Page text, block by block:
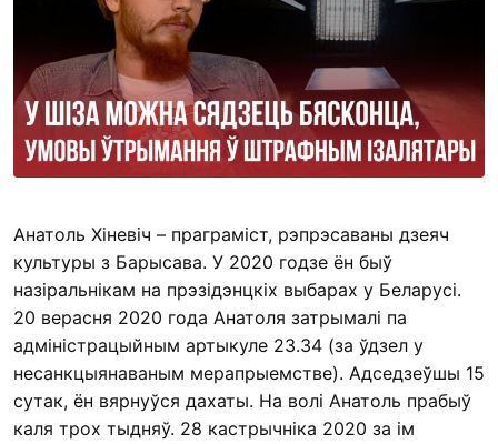
Анатоль Хіневіч – праграміст, рэпрэсаваны дзеяч
культуры з Барысава. У 2020 годзе ён быў
назіральнікам на прэзідэнцкіх выбарах у Беларусі.
20 верасня 2020 года Анатоля затрымалі па
адміністрацыйным артыкуле 23.34 (за ўдзел у
несанкцыянаваным мерапрыемстве). Адседзеўшы 15
сутак, ён вярнуўся дахаты. На волі Анатоль прабыў
каля трох тыдняў. 28 кастрычніка 2020 за ім